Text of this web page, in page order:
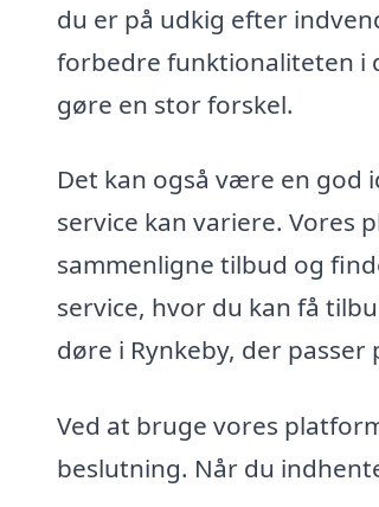
du er på udkig efter
forbedre funktionaliteten i
gøre en stor forskel.
Det kan også være en god
service kan variere. Vores
sammenligne tilbud og
service, hvor du kan få
døre i Rynkeby, der
Ved at bruge vores
beslutning. Når du